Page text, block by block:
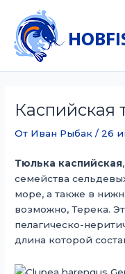
содержимому
Каспийская
От Иван Рыбак/ 26
Тюлька каспийская,
семейства
море, а также в
возможно, Терека.
пелагическо-
длина которой